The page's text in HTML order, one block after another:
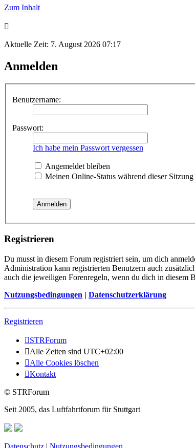
Zum Inhalt
Aktuelle Zeit: 7. August 2026 07:17
Anmelden
Benutzername:
Passwort:
Ich habe mein Passwort vergessen
Angemeldet bleiben
Meinen Online-Status während dieser Sitzung
Registrieren
Du musst in diesem Forum registriert sein, um dich
Administration kann registrierten Benutzern auch
auch die jeweiligen Forenregeln, wenn du dich in diesem
Nutzungsbedingungen | Datenschutzerklärung
Registrieren
STRForum
Alle Zeiten sind UTC+02:00
Alle Cookies löschen
Kontakt
© STRForum
Seit 2005, das Luftfahrtforum für Stuttgart
Datenschutz | Nutzungsbedingungen